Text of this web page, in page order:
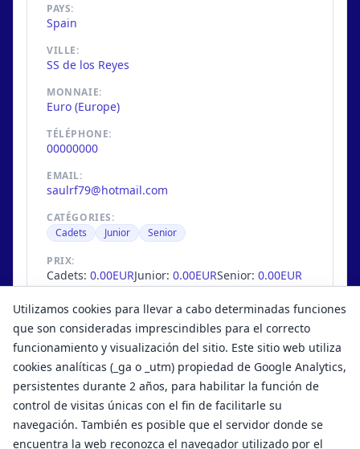
PAYS:
Spain
VILLE:
SS de los Reyes
MONNAIE:
Euro (Europe)
TÉLÉPHONE:
00000000
EMAIL:
saulrf79@hotmail.com
CATÉGORIES:
Cadets
Junior Senior
PRIX:
Cadets: 0.00EURJunior: 0.00EURSenior: 0.00EUR
N MAXIMUM DE COMPETITEURS:
245/ 250
Utilizamos cookies para llevar a cabo determinadas funciones
que son consideradas imprescindibles para el correcto
funcionamiento y visualización del sitio. Este sitio web utiliza
cookies analíticas (_ga o _utm) propiedad de Google Analytics,
persistentes durante 2 años, para habilitar la función de
control de visitas únicas con el fin de facilitarle su
navegación. También es posible que el servidor donde se
encuentra la web reconozca el navegador utilizado por el